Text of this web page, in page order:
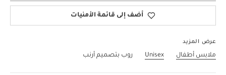
أضف إلى قائمة الأمنيات
عرض المزيد
ملابس أطفال Unisex روب بتصميم أرنب